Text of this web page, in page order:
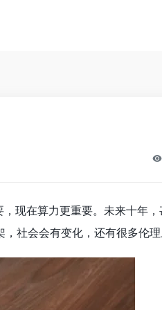
现在算力更重要。未来十年
社会会有变化，还有很多伦理